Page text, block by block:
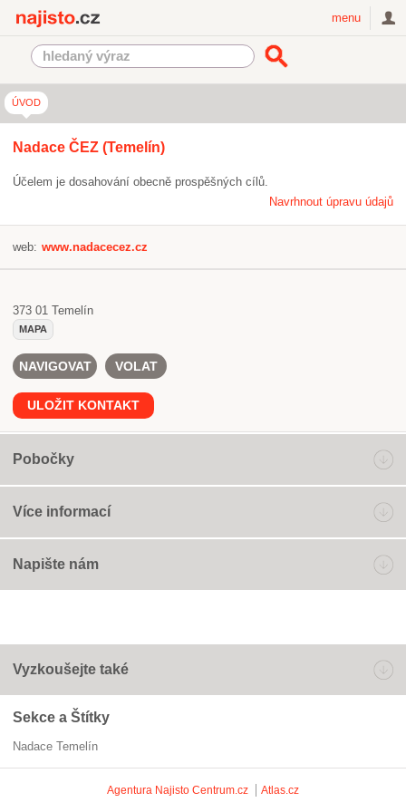
menu
ÚVOD
Nadace ČEZ (Temelín)
Účelem je dosahování obecně prospěšných cílů.
Navrhnout úpravu údajů
web: www.nadacecez.cz
373 01 Temelín
MAPA
NAVIGOVAT VOLAT
ULOŽIT KONTAKT
Pobočky
Více informací
Napište nám
Vyzkoušejte také
Sekce a Štítky
Nadace Temelín
Agentura Najisto Centrum.cz Atlas.cz